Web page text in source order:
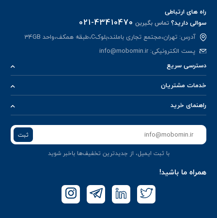
راه های ارتباطی
سوالی دارید؟تماس بگیرین 021-43410470
آدرس: تهران،مجتمع تجاری باملند،بلوکC،طبقه همکف،واحد 34GB
پست الکترونیکی:info@mobomin.ir
دسترسی سریع
خدمات مشتریان
راهنمای خرید
ثبت
با ثبت ایمیل، از جدید‌ترین تخفیف‌ها با‌خبر شوید
همراه ما باشید!